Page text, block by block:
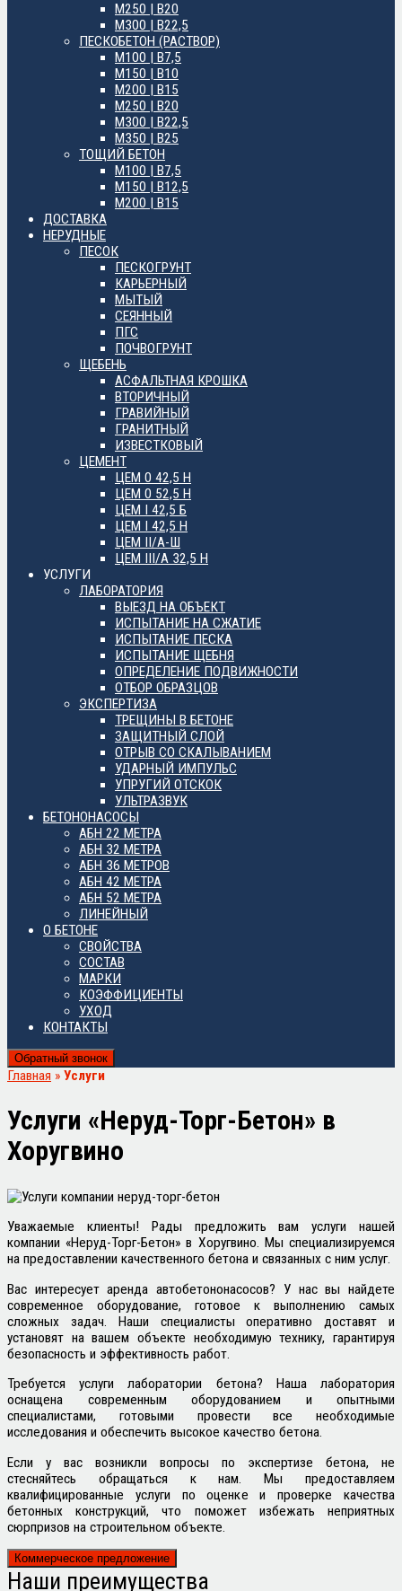
М250 | B20
М300 | B22,5
ПЕСКОБЕТОН (РАСТВОР)
М100 | B7,5
М150 | B10
М200 | B15
М250 | B20
М300 | B22,5
М350 | B25
ТОЩИЙ БЕТОН
М100 | B7,5
М150 | B12,5
М200 | B15
ДОСТАВКА
НЕРУДНЫЕ
ПЕСОК
ПЕСКОГРУНТ
КАРЬЕРНЫЙ
МЫТЫЙ
СЕЯННЫЙ
ПГС
ПОЧВОГРУНТ
ЩЕБЕНЬ
АСФАЛЬТНАЯ КРОШКА
ВТОРИЧНЫЙ
ГРАВИЙНЫЙ
ГРАНИТНЫЙ
ИЗВЕСТКОВЫЙ
ЦЕМЕНТ
ЦЕМ 0 42,5 Н
ЦЕМ 0 52,5 Н
ЦЕМ I 42,5 Б
ЦЕМ I 42,5 Н
ЦЕМ II/А-Ш
ЦЕМ III/А 32,5 Н
УСЛУГИ
ЛАБОРАТОРИЯ
ВЫЕЗД НА ОБЪЕКТ
ИСПЫТАНИЕ НА СЖАТИЕ
ИСПЫТАНИЕ ПЕСКА
ИСПЫТАНИЕ ЩЕБНЯ
ОПРЕДЕЛЕНИЕ ПОДВИЖНОСТИ
ОТБОР ОБРАЗЦОВ
ЭКСПЕРТИЗА
ТРЕЩИНЫ В БЕТОНЕ
ЗАЩИТНЫЙ СЛОЙ
ОТРЫВ СО СКАЛЫВАНИЕМ
УДАРНЫЙ ИМПУЛЬС
УПРУГИЙ ОТСКОК
УЛЬТРАЗВУК
БЕТОНОНАСОСЫ
АБН 22 МЕТРА
АБН 32 МЕТРА
АБН 36 МЕТРОВ
АБН 42 МЕТРА
АБН 52 МЕТРА
ЛИНЕЙНЫЙ
О БЕТОНЕ
СВОЙСТВА
СОСТАВ
МАРКИ
КОЭФФИЦИЕНТЫ
УХОД
КОНТАКТЫ
Обратный звонок
Главная » Услуги
Услуги «Неруд-Торг-Бетон» в
Хоругвино
Уважаемые клиенты! Рады предложить вам услуги нашей
компании «Неруд-Торг-Бетон» в Хоругвино. Мы специализируемся
на предоставлении качественного бетона и связанных с ним услуг.
Вас интересует аренда автобетононасосов? У нас вы найдете
современное оборудование, готовое к выполнению самых
сложных задач. Наши специалисты оперативно доставят и
установят на вашем объекте необходимую технику, гарантируя
безопасность и эффективность работ.
Требуется услуги лаборатории бетона? Наша лаборатория
оснащена современным оборудованием и опытными
специалистами, готовыми провести все необходимые
исследования и обеспечить высокое качество бетона.
Если у вас возникли вопросы по экспертизе бетона, не
стесняйтесь обращаться к нам. Мы предоставляем
квалифицированные услуги по оценке и проверке качества
бетонных конструкций, что поможет избежать неприятных
сюрпризов на строительном объекте.
Коммерческое предложение
Наши преимущества